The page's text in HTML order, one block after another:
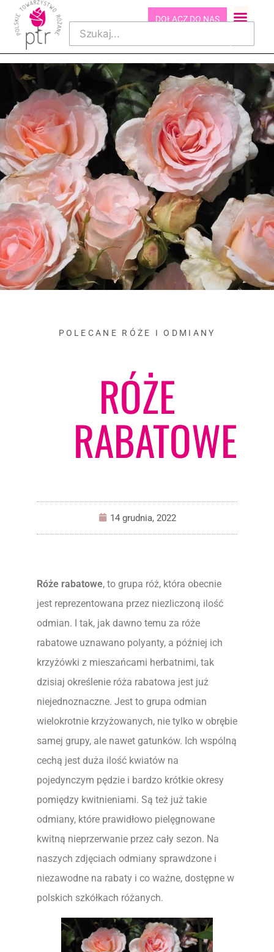
DOŁĄCZ DO NAS
POLECANE RÓŻE I ODMIANY
RÓŻE
RABATOWE
14 grudnia, 2022
Róże rabatowe, to grupa róż, która obecnie
jest reprezentowana przez niezliczoną ilość
odmian. I tak, jak dawno temu za róże
rabatowe uznawano polyanty, a później ich
krzyżówki z mieszańcami herbatnimi, tak
dzisiaj określenie róża rabatowa jest już
niejednoznaczne. Jest to grupa odmian
wielokrotnie krzyżowanych, nie tylko w obrębie
samej grupy, ale nawet gatunków. Ich wspólną
cechą jest duża ilość kwiatów na
pojedynczym pędzie i bardzo krótkie okresy
pomiędzy kwitnieniami. Są też już takie
odmiany, które prawidłowo pielęgnowane
kwitną nieprzerwanie przez cały sezon. Na
naszych zdjęciach odmiany sprawdzone i
niezawodne na rabaty i co ważne, dostępne w
polskich szkółkach różanych.